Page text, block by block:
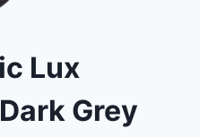
Lux
Grey